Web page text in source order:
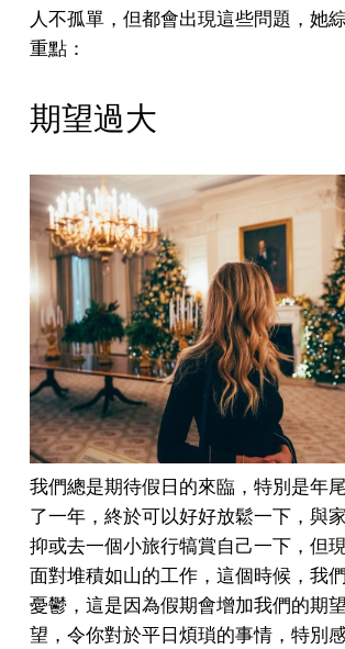
人不孤單，但都會出現這些問題，她
重點：
期望過大
我們總是期待假日的來臨，特別是年
了一年，終於可以好好放鬆一下，與
抑或去一個小旅行犒賞自己一下，但
面對堆積如山的工作，這個時候，我
憂鬱，這是因為假期會增加我們的期
望，令你對於平日煩瑣的事情，特別